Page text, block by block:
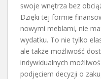
swoje wnętrza bez
Dzięki tej formie
nowymi meblami, nie
wydatku. To nie tylko
ale także możliwość
indywidualnych
podjęciem decyzji o